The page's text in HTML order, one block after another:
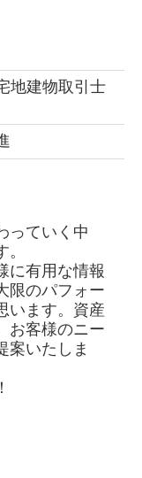
地建物取引士
っていく中
に有用な情報
限のパフォー
います。資産
お客様のニー
案いたしま